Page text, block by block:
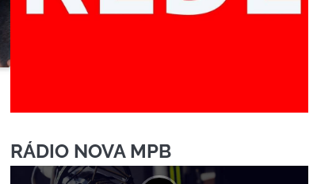
RÁDIO NOVA MPB